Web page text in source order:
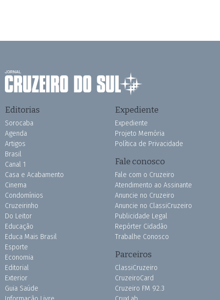
Editorias
Sorocaba
Agenda
Artigos
Brasil
Canal 1
Casa e Acabamento
Cinema
Condomínios
Cruzeirinho
Do Leitor
Educação
Educa Mais Brasil
Esporte
Economia
Editorial
Exterior
Guia Saúde
Expediente
Expediente
Projeto Memória
Política de Privacidade
Fale conosco
Fale com o Cruzeiro
Atendimento ao Assinante
Anuncie no Cruzeiro
Anuncie no ClassiCruzeiro
Publicidade Legal
Repórter Cidadão
Trabalhe Conosco
Parceiros
ClassiCruzeiro
CruzeiroCard
Cruzeiro FM 92.3